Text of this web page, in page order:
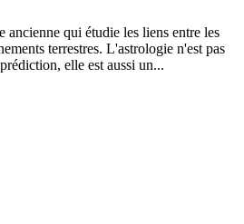
ancienne qui étudie les liens entre les
terrestres. L'astrologie n'est pas
elle est aussi un...